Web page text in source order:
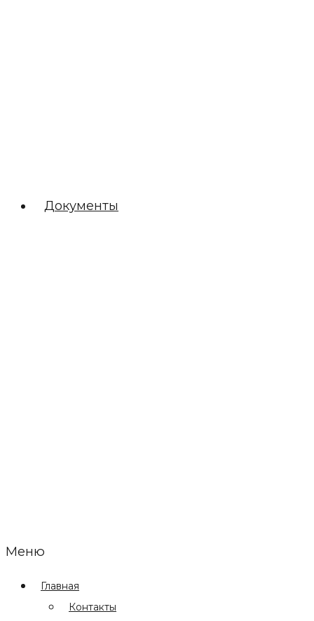
Документы
Меню
Главная
Контакты